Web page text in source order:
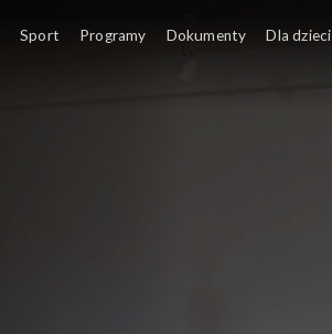
Sport Programy Dokumenty Dla dzieci